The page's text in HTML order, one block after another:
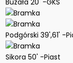
Buzała 20' -GKS
Podgórski 39',61' -
Sikora 50' -Piast